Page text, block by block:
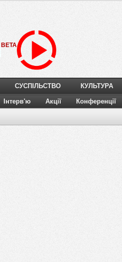
BETA
СУСПІЛЬСТВО КУЛЬТУРА
Інтерв'ю Акції Конференції